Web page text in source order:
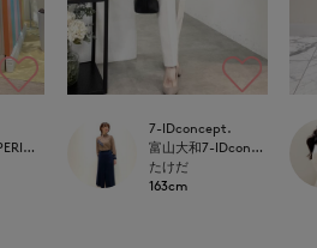
神戸阪急SUPERIORCLOSET
7-IDconcept.
富山大和7-IDconcept.
たけだ
163cm